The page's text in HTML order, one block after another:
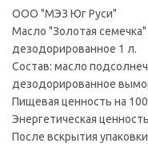
ООО "МЭЗ Юг Руси"
Масло "Золотая
дезодорированное 1 л.
Состав: масло
дезодорированное
Пищевая ценность на
Энергетическая
После вскрытия